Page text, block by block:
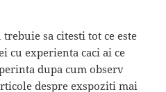
sa citesti tot ce este
cu experienta caci ai ce
dupa cum observ
despre exspoziti mai